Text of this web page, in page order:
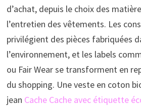
d’achat, depuis le choix des
l’entretien des vêtements. Les
privilégient des pièces fabriquées
l’environnement, et les labels
ou Fair Wear se transforment en
du shopping. Une veste en coton
jean Cache Cache avec étiquette